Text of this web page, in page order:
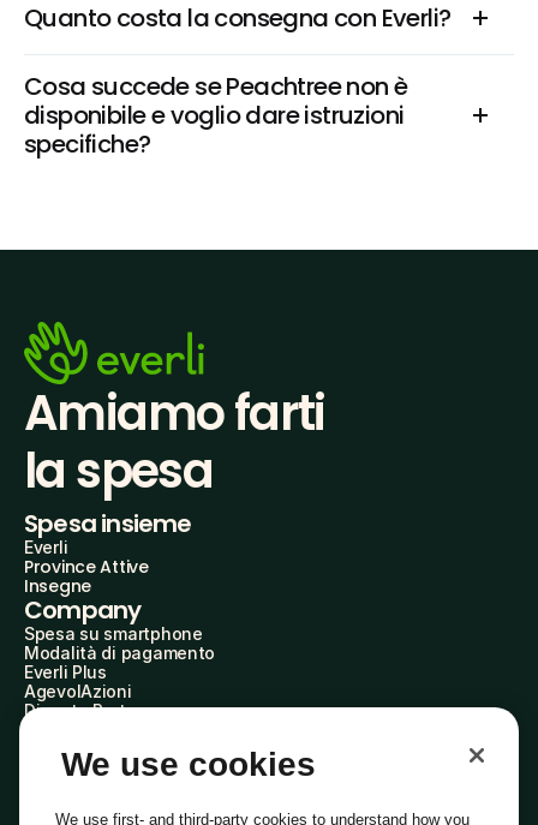
Quanto costa la consegna con Everli?
Cosa succede se Peachtree non è
disponibile e voglio dare istruzioni
specifiche?
Amiamo farti
la spesa
Spesa insieme
Everli
Province Attive
Insegne
Company
Spesa su smartphone
Modalità di pagamento
Everli Plus
AgevolAzioni
Diventa Partner
Everli Shoppers
About Us
Everli News
We use cookies
We use first- and third-party cookies to understand how you